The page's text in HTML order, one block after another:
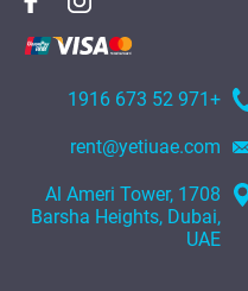
+971 52 673 1916
rent@yetiuae.com
1708 Al Ameri Tower,
Barsha Heights, Dubai,
UAE